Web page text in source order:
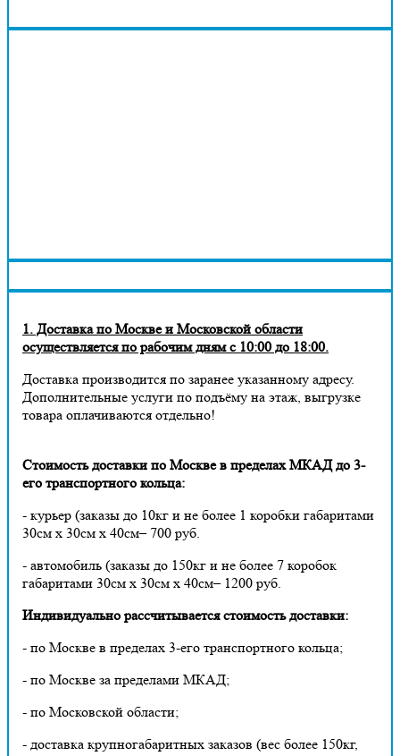
1. Доставка по Москве и Московской области
осуществляется по рабочим дням с 10:00 до 18:00.
Доставка производится по заранее указанному адресу.
Дополнительные услуги по подъёму на этаж, выгрузке
товара оплачиваются отдельно!
Стоимость доставки по Москве в пределах МКАД до 3-
его транспортного кольца:
- курьер (заказы до 10кг и не более 1 коробки габаритами
30см х 30см х 40см– 700 руб.
- автомобиль (заказы до 150кг и не более 7 коробок
габаритами 30см х 30см х 40см– 1200 руб.
Индивидуально рассчитывается стоимость доставки:
- по Москве в пределах 3-его транспортного кольца;
- по Москве за пределами МКАД;
- по Московской области;
- доставка крупногабаритных заказов (вес более 150кг,